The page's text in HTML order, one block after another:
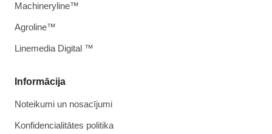
Informācija
Noteikumi un nosacījumi
Konfidencialitātes politika
Machineryline™
Agroline™
Linemedia Digital ™